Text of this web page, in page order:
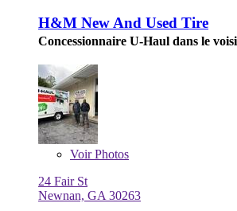
H&M New And Used Tire
Concessionnaire U-Haul dans le
VoirPhotos
24 Fair St
Newnan, GA 30263